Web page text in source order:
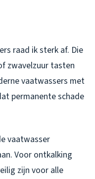
raad ik sterk af. Die
zwavelzuur tasten
vaatwassers met
permanente schade
vaatwasser
Voor ontkalking
zijn voor alle